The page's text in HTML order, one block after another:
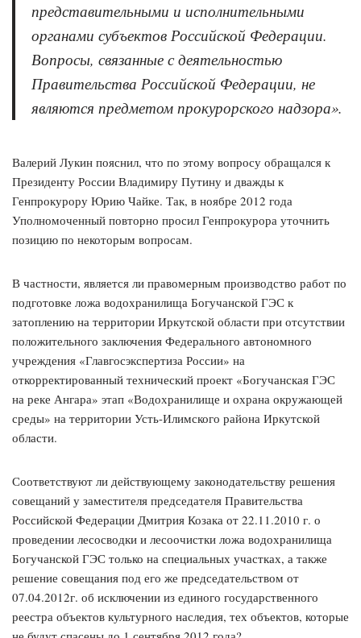
представительными и исполнительными
органами субъектов Российской Федерации.
Вопросы, связанные с деятельностью
Правительства Российской Федерации, не
являются предметом прокурорского надзора».
Валерий Лукин пояснил, что по этому вопросу обращался к
Президенту России Владимиру Путину и дважды к
Генпрокурору Юрию Чайке. Так, в ноябре 2012 года
Уполномоченный повторно просил Генпрокурора уточнить
позицию по некоторым вопросам.
В частности, является ли правомерным производство работ по
подготовке ложа водохранилища Богучанской ГЭС к
затоплению на территории Иркутской области при отсутствии
положительного заключения Федерального автономного
учреждения «Главгосэкспертиза России» на
откорректированный технический проект «Богучанская ГЭС
на реке Ангара» этап «Водохранилище и охрана окружающей
среды» на территории Усть-Илимского района Иркутской
области.
Соответствуют ли действующему законодательству решения
совещаний у заместителя председателя Правительства
Российской Федерации Дмитрия Козака от 22.11.2010 г. о
проведении лесосводки и лесоочистки ложа водохранилища
Богучанской ГЭС только на специальных участках, а также
решение совещания под его же председательством от
07.04.2012г. об исключении из единого государственного
реестра объектов культурного наследия, тех объектов, которые